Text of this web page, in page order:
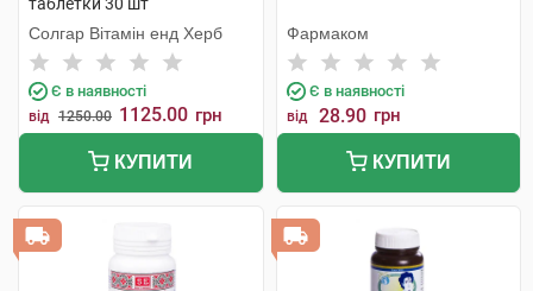
Солгар Вітамін енд Херб
Є в наявності
від 1250.00 1125.00 грн
КУПИТИ
Фармаком
Є в наявності
від 28.90 грн
КУПИТИ